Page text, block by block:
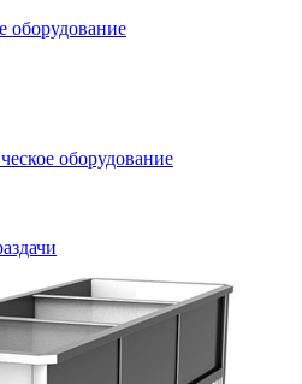
оборудование
оборудование